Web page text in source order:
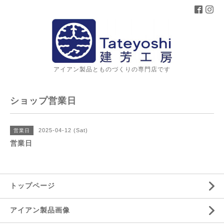
アイアン製品とものづくりの専門店です
ショップ営業日
営業日 2025-04-12 (Sat)
営業日
トップページ
アイアン製品画像